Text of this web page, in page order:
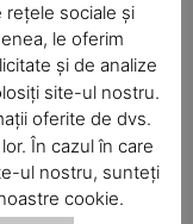
sociale și
le oferim
și de analize
site-ul nostru.
oferite de dvs.
În cazul în care
ul nostru, sunteți
cookie.